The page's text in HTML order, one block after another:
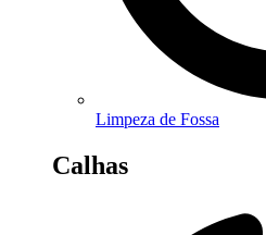
Limpeza de Fossa
Calhas